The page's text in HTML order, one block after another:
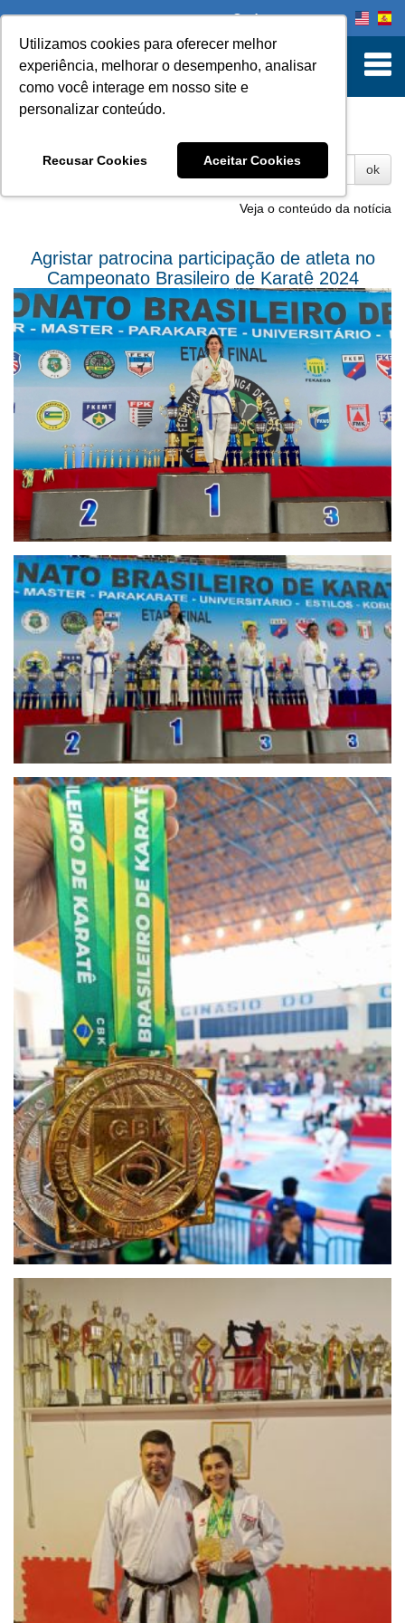
Utilizamos cookies para oferecer melhor
experiência, melhorar o desempenho, analisar
como você interage em nosso site e
personalizar conteúdo.
Recusar Cookies Aceitar Cookies
Onde comprar
ok
Agristar patrocina participação de atleta no
Campeonato Brasileiro de Karatê 2024
Veja o conteúdo da notícia